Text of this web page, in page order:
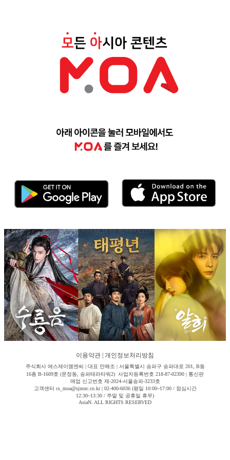
이용약관 개인정보처리방침
주식회사 에스제이엠엔씨 | 대표 안해조 | 서울특별시 송파구 송파대로 201, B동
16층 B-1609호 (문정동, 송파테라타워2) 사업자등록번호 218-87-02390 | 통신판
매업 신고번호 제-2024-서울송파-3233호
고객센터 cs_moa@sjmnc.co.kr | 02-400-6036 (평일 10:00~17:00 / 점심시간
12:30~13:30 / 주말 및 공휴일 휴무)
AsiaN. ALL RIGHTS RESERVED